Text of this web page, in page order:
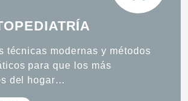
técnicas modernas y métodos
para que los más
del hogar…